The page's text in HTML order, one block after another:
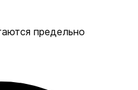
предельно